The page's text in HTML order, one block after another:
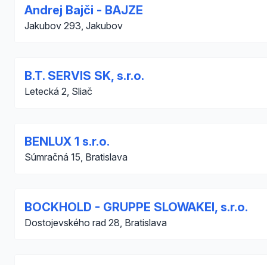
Andrej Bajči - BAJZE
Jakubov 293, Jakubov
B.T. SERVIS SK, s.r.o.
Letecká 2, Sliač
BENLUX 1 s.r.o.
Súmračná 15, Bratislava
BOCKHOLD - GRUPPE SLOWAKEI, s.r.o.
Dostojevského rad 28, Bratislava